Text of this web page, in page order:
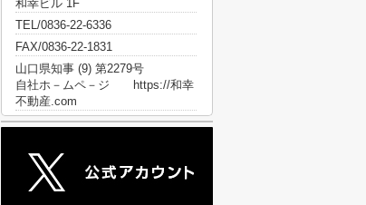
和幸ビル 1F
TEL/0836-22-6336
FAX/0836-22-1831
山口県知事 (9) 第2279号
自社ホ－ムペ－ジ https://和幸
不動産.com